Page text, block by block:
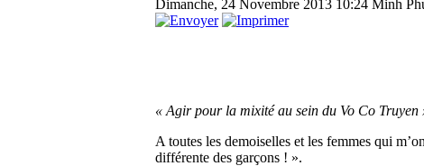
Dimanche, 24 Novembre 2013 10:24 Minh
« Agir pour la mixité au sein du Vo Co Truyen
A toutes les demoiselles et les femmes qui
différente des garçons ! ».